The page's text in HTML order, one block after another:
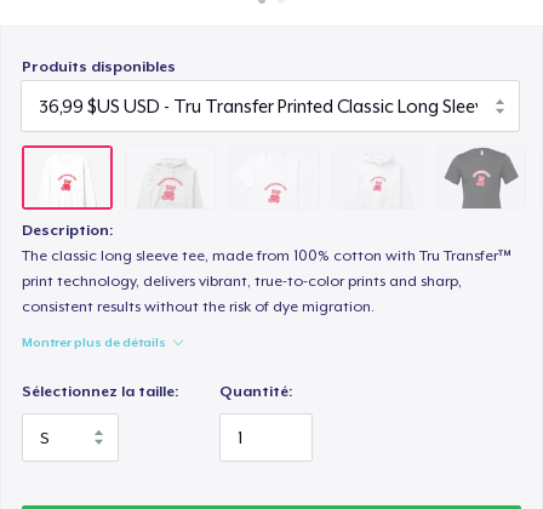
Produits disponibles
Description:
The classic long sleeve tee, made from 100% cotton with Tru Transfer™
print technology, delivers vibrant, true-to-color prints and sharp,
consistent results without the risk of dye migration.
Montrer plus de détails
Sélectionnez la taille: Quantité:
Unisex Classic Crewneck Sweatshirt
Women's Classic Tee
Tru Transfer Printed Classic Tee
27,99 $US
24,99 $US
Tru Transfer Unisex Crewneck Sweatshirt